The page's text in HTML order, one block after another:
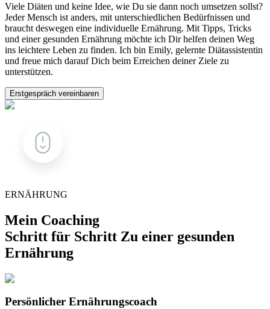
Viele Diäten und keine Idee, wie Du sie dann noch umsetzen sollst?
Jeder Mensch ist anders, mit unterschiedlichen Bedürfnissen und
braucht deswegen eine individuelle Ernährung. Mit Tipps, Tricks
und einer gesunden Ernährung möchte ich Dir helfen deinen Weg
ins leichtere Leben zu finden. Ich bin Emily, gelernte Diätassistentin
und freue mich darauf Dich beim Erreichen deiner Ziele zu
unterstützen.
Erstgespräch vereinbaren
ERNÄHRUNG
Mein Coaching
Schritt für Schritt Zu einer gesunden
Ernährung
Persönlicher Ernährungscoach